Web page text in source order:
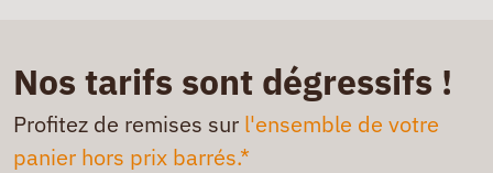
Nos tarifs sont dégressifs !
Profitez de remises sur l'ensemble de votre
panier hors prix barrés.*